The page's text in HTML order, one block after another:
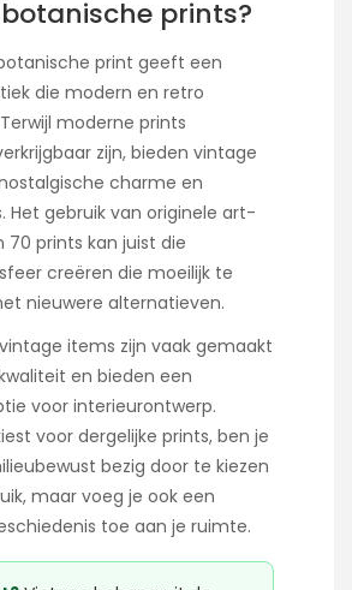
prints?
print geeft een
die modern en retro
moderne prints
zijn, bieden vintage
charme en
Het gebruik van originele art-
70 prints kan juist die
creëren die moeilijk te
nieuwere alternatieven.
items zijn vaak gemaakt
en bieden een
voor interieurontwerp.
voor dergelijke prints, ben je
bezig door te kiezen
maar voeg je ook een
toe aan je ruimte.